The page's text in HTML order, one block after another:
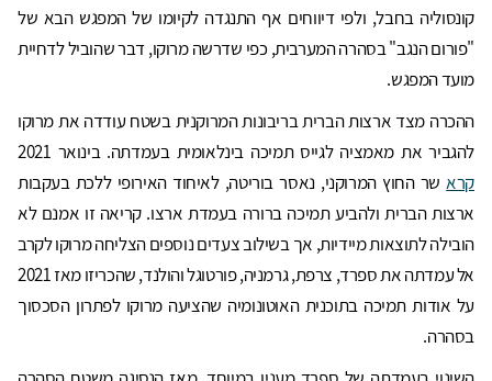
קונסוליה בחבל, ולפי דיווחים אף התנגדה לקיומו של המפגש הבא של
"פורום הנגב" בסהרה המערבית, כפי שדרשה מרוקו, דבר שהוביל לדחיית
מועד המפגש.
ההכרה מצד ארצות הברית בריבונות המרוקנית בשטח עודדה את מרוקו
להגביר את מאמציה לגייס תמיכה בינלאומית בעמדתה. בינואר 2021
קראשר החוץ המרוקני, נאסר בוריטה, לאיחוד האירופי ללכת בעקבות
ארצות הברית ולהביע תמיכה ברורה בעמדת ארצו. קריאה זו אמנם לא
הובילה לתוצאות מיידיות, אך בשילוב צעדים נוספים הצליחה מרוקו לקרב
אל עמדתה את ספרד, צרפת, גרמניה, פורטוגל והולנד, שהכריזו מאז 2021
על אודות תמיכה בתוכנית האוטונומיה שהציעה מרוקו לפתרון הסכסוך
בסהרה.